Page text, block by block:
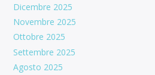
Dicembre 2025
Novembre 2025
Ottobre 2025
Settembre 2025
Agosto 2025